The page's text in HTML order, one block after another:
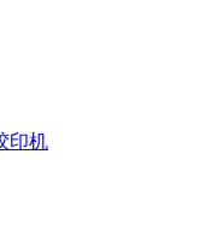
印机